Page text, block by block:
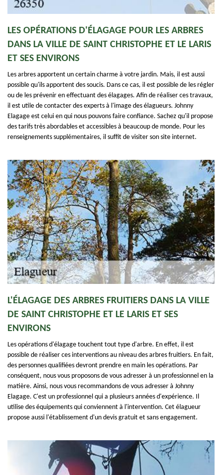
LES OPÉRATIONS D'ÉLAGAGE POUR LES ARBRES
DANS LA VILLE DE SAINT CHRISTOPHE ET LE LARIS
ET SES ENVIRONS
Les arbres apportent un certain charme à votre jardin. Mais, il est aussi
possible qu'ils apportent des soucis. Dans ce cas, il est possible de les régler
ou de les prévenir en effectuant des élagages. Afin de réaliser ces travaux,
il est utile de contacter des experts à l'image des élagueurs. Johnny
Elagage est celui en qui nous pouvons faire confiance. Sachez qu'il propose
des tarifs très abordables et accessibles à beaucoup de monde. Pour les
renseignements supplémentaires, il suffit de visiter son site internet.
L'ÉLAGAGE DES ARBRES FRUITIERS DANS LA VILLE
DE SAINT CHRISTOPHE ET LE LARIS ET SES
ENVIRONS
Les opérations d'élagage touchent tout type d'arbre. En effet, il est
possible de réaliser ces interventions au niveau des arbres fruitiers. En fait,
des personnes qualifiées devront prendre en main les opérations. Par
conséquent, nous vous proposons de vous adresser à un professionnel en la
matière. Ainsi, nous vous recommandons de vous adresser à Johnny
Elagage. C'est un professionnel qui a plusieurs années d'expérience. Il
utilise des équipements qui conviennent à l'intervention. Cet élagueur
propose aussi l'établissement d'un devis gratuit et sans engagement.